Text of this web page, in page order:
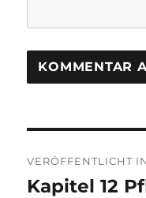
VERÖFFENTLICHT IN
Kapitel 12